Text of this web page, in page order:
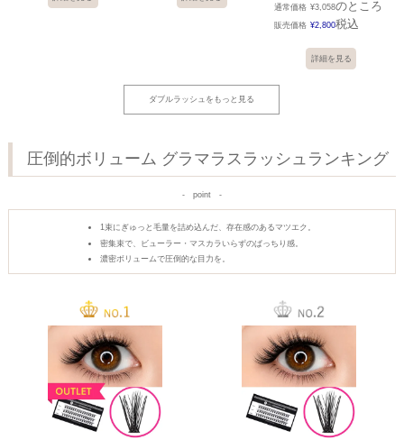
通常価格 ¥3,058のところ
販売価格 ¥2,800税込
詳細を見る
ダブルラッシュをもっと見る
圧倒的ボリューム グラマラスラッシュランキング
point
1束にぎゅっと毛量を詰め込んだ、存在感のあるマツエク。
密集束で、ビューラー・マスカラいらずのぱっちり感。
濃密ボリュームで圧倒的な目力を。